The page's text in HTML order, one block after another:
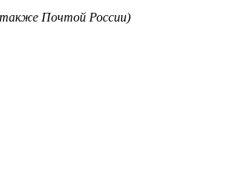
Почтой России)